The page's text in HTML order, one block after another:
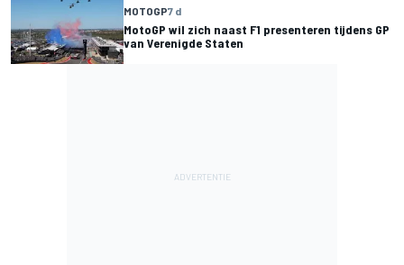
MOTOGP7 d
MotoGP wil zich naast F1 presenteren tijdens GP
van Verenigde Staten